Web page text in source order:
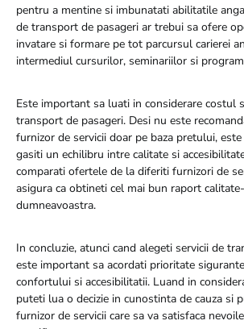
pentru a mentine si imbunatati abilitatile
de transport de pasageri ar trebui sa ofere
invatare si formare pe tot parcursul carierei
intermediul cursurilor, seminariilor si
Este important sa luati in considerare costul
transport de pasageri. Desi nu este
furnizor de servicii doar pe baza pretului,
gasiti un echilibru intre calitate si
comparati ofertele de la diferiti furnizori de
asigura ca obtineti cel mai bun raport
dumneavoastra.
In concluzie, atunci cand alegeti servicii de
este important sa acordati prioritate
confortului si accesibilitatii. Luand in
puteti lua o decizie in cunostinta de cauza si
furnizor de servicii care sa va satisfaca